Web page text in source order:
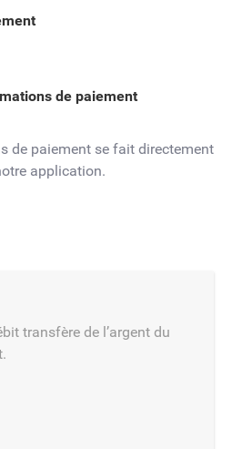
de paiement
de paiement se fait directement
application.
transfère de l’argent du